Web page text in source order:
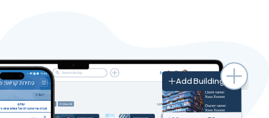
Add Building